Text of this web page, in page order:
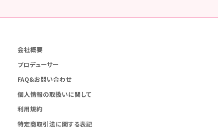
会社概要
プロデューサー
FAQ&お問い合わせ
個人情報の取扱いに関して
利用規約
特定商取引法に関する表記